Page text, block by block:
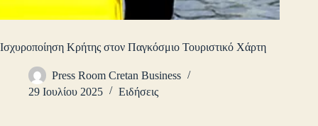
Ισχυροποίηση Κρήτης στον Παγκόσμιο Τουριστικό Χάρτη
Press Room Cretan Business
29 Ιουλίου 2025
Ειδήσεις